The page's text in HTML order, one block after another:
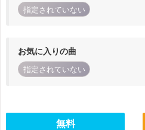
指定されていない
お気に入りの曲
指定されていない
無料